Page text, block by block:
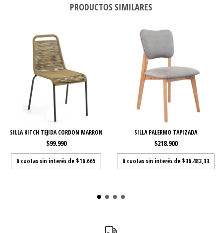
PRODUCTOS SIMILARES
SILLA KITCH TEJIDA CORDON MARRON
$99.990
6 cuotas sin interés de $16.665
SILLA PALERMO TAPIZADA
$218.900
6 cuotas sin interés de $36.483,33